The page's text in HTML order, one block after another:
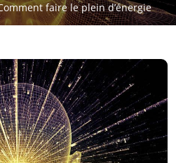
faire le plein d’énergie